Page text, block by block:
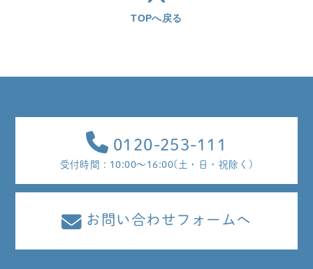
TOPへ戻る
0120-253-111
受付時間 : 10:00～16:00(土・日・祝除く)
お問い合わせフォームへ